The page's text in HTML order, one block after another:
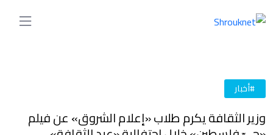
#أخبار
وزير الثقافة يكرم طلاب «إعلام الشروق» عن فيلم